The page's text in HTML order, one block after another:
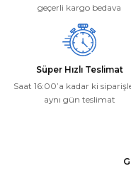
geçerli kargo bedava
Süper Hızlı Teslimat
Saat 16:00’a kadar ki
aynı gün teslimat